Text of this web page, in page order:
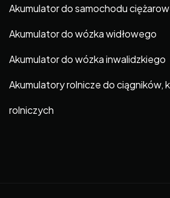
Akumulator do samochodu
Akumulator do wózka widłowego
Akumulator do wózka inwalidzkiego
Akumulatory rolnicze do ciągników,
rolniczych